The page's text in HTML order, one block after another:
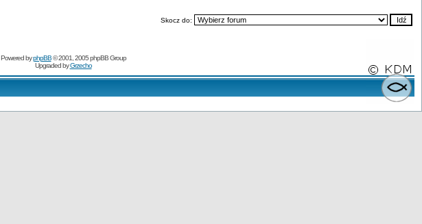
Skocz do:
Powered byphpBB© 2001, 2005 phpBB Group
Upgraded byGrzecho